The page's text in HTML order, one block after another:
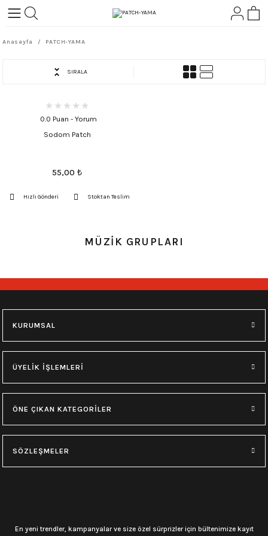
Geri Dön
ROCK
Geri Dön
Anasayfa PATCH-YAMA
SIRALA
0.0 Puan - Yorum
Sodom Patch
55,00 ₺
Hızlı Gönderi Stoktan Teslim
MÜZİK GRUPLARI
KURUMSAL
ÜYELİK İŞLEMLERİ
ÖNE ÇIKAN KATEGORİLER
SÖZLEŞMELER
En yeni trendler, kampanyalar ve size özel sürprizler için bültenimize kayıt